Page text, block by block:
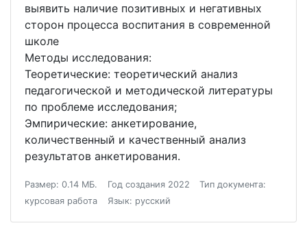
выявить наличие позитивных и негативных
сторон процесса воспитания в современной
школе
Методы исследования:
Теоретические: теоретический анализ
педагогической и методической литературы
по проблеме исследования;
Эмпирические: анкетирование,
количественный и качественный анализ
результатов анкетирования.
Размер: 0.14 МБ. Год создания 2022
Тип документа:
курсовая работа
Язык: русский